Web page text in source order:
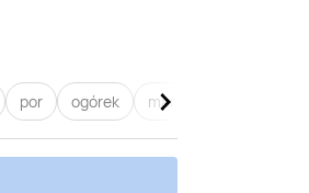
por ogórek marchew